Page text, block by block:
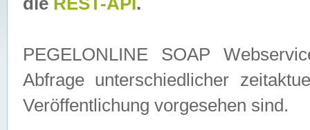
PEGELONLINE SOAP
Abfrage unterschiedlicher
Veröffentlichung vorgesehen sind.